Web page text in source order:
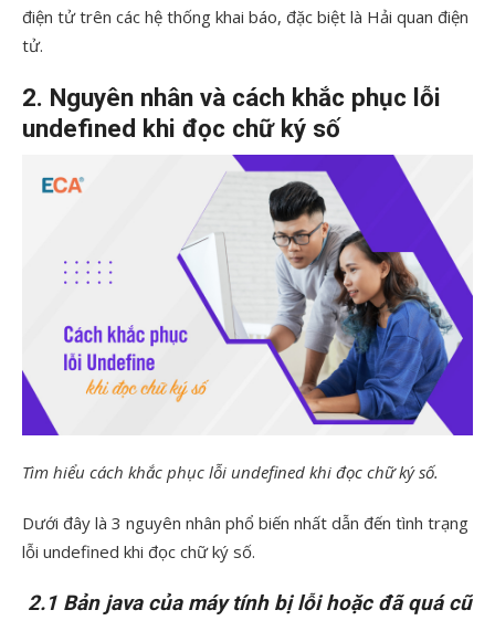
điện tử trên các hệ thống khai báo, đặc biệt là Hải quan điện
tử.
2. Nguyên nhân và cách khắc phục lỗi
undefined khi đọc chữ ký số
Tìm hiểu cách khắc phục lỗi undefined khi đọc chữ ký số.
Dưới đây là 3 nguyên nhân phổ biến nhất dẫn đến tình trạng
lỗi undefined khi đọc chữ ký số.
2.1 Bản java của máy tính bị lỗi hoặc đã quá cũ